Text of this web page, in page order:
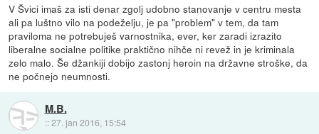
V Švici imaš za isti denar zgolj udobno stanovanje v centru mesta
ali pa luštno vilo na podeželju, je pa "problem" v tem, da tam
praviloma ne potrebuješ varnostnika, ever, ker zaradi izrazito
liberalne socialne politike praktično nihče ni revež in je kriminala
zelo malo. Še džankiji dobijo zastonj heroin na državne stroške, da
ne počnejo neumnosti.
M.B.
::27. jan 2016, 15:54